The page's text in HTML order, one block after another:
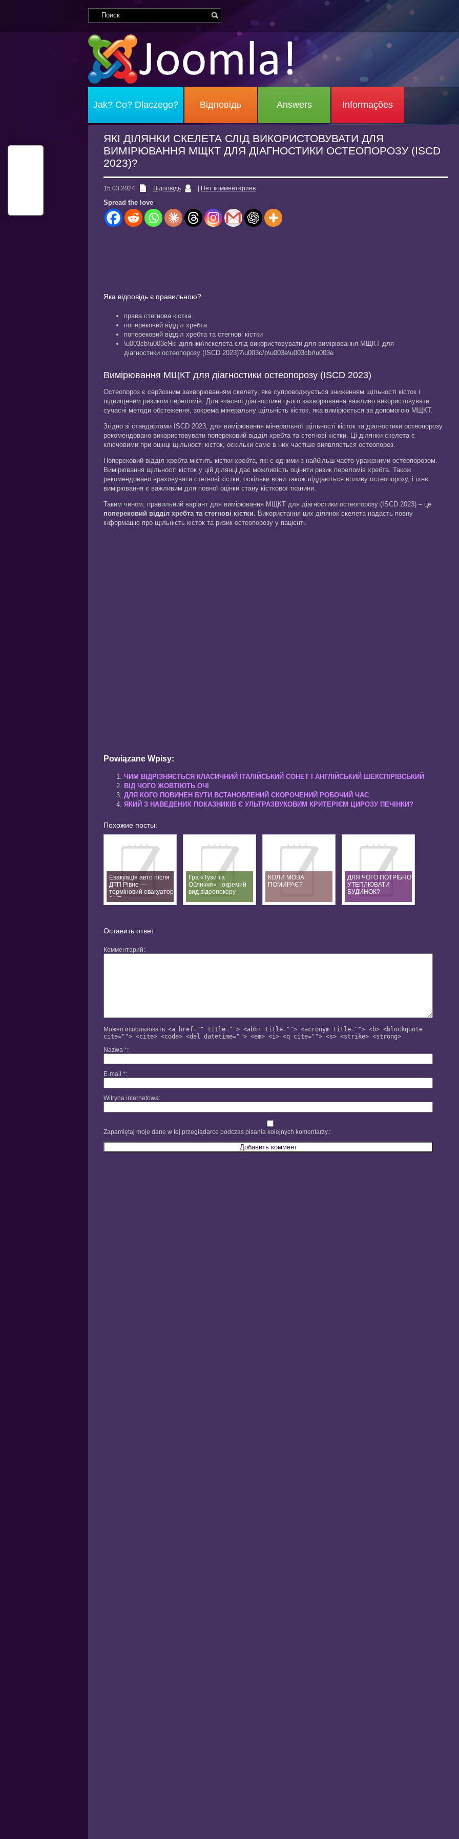
Jak? Co? Dlaczego? Відповідь Answers Informações
ЯКІ ДІЛЯНКИ СКЕЛЕТА СЛІД ВИКОРИСТОВУВАТИ ДЛЯ
ВИМІРЮВАННЯ МЩКТ ДЛЯ ДІАГНОСТИКИ ОСТЕОПОРОЗУ (ISCD
2023)?
15.03.2024 Відповідь Нет комментариев
Spread the love
Яка відповідь є правильною?
права стегнова кістка
поперековий відділ хребта
поперековий відділ хребта та стегнові кістки
\u003cb\u003eЯкі ділянки\nскелета слід використовувати для вимірювання МЩКТ для
діагностики остеопорозу (ISCD 2023)?\u003c/b\u003e\u003cbr\u003e
Вимірювання МЩКТ для діагностики остеопорозу (ISCD 2023)
Остеопороз є серйозним захворюванням скелету, яке супроводжується зниженням щільності кісток і
підвищеним ризиком переломів. Для вчасної діагностики цього захворювання важливо використовувати
сучасні методи обстеження, зокрема мінеральну щільність кісток, яка вимірюється за допомогою МЩКТ.
Згідно зі стандартами ISCD 2023, для вимірювання мінеральної щільності кісток та діагностики остеопорозу
рекомендовано використовувати поперековий відділ хребта та стегнові кістки. Ці ділянки скелета є
ключовими при оцінці щільності кісток, оскільки саме в них частіше виявляється остеопороз.
Поперековий відділ хребта містить кістки хребта, які є одними з найбільш часто ураженими остеопорозом.
Вимірювання щільності кісток у цій ділянці дає можливість оцінити ризик переломів хребта. Також
рекомендовано враховувати стегнові кістки, оскільки вони також піддаються впливу остеопорозу, і їхнє
вимірювання є важливим для повної оцінки стану кісткової тканини.
Таким чином, правильний варіант для вимірювання МЩКТ для діагностики остеопорозу (ISCD 2023) – це
поперековий відділ хребта та стегнові кістки . Використання цих ділянок скелета надасть повну
інформацію про щільність кісток та ризик остеопорозу у пацієнті.
Powiązane Wpisy:
ЧИМ ВІДРІЗНЯЄТЬСЯ КЛАСИЧНИЙ ІТАЛІЙСЬКИЙ СОНЕТ І АНГЛІЙСЬКИЙ ШЕКСПІРІВСЬКИЙ
ВІД ЧОГО ЖОВТІЮТЬ ОЧІ
ДЛЯ КОГО ПОВИНЕН БУТИ ВСТАНОВЛЕНИЙ СКОРОЧЕНИЙ РОБОЧИЙ ЧАС
ЯКИЙ З НАВЕДЕНИХ ПОКАЗНИКІВ Є УЛЬТРАЗВУКОВИМ КРИТЕРІЄМ ЦИРОЗУ ПЕЧІНКИ?
Похожие посты:
Евакуація авто після
ДТП Рівне —
терміновий евакуатор
24/7
Гра «Тузи та
Обличчя» - окремий
вид відеопокеру
КОЛИ МОВА
ПОМИРАЄ?
ДЛЯ ЧОГО ПОТРІБНО
УТЕПЛЮВАТИ
БУДИНОК?
Оставить ответ
Комментарий
Можно использовать: <a href="" title=""> <abbr title=""> <acronym title=""> <b> <blockquote
cite=""> <cite> <code> <del datetime=""> <em> <i> <q cite=""> <s> <strike> <strong>
Nazwa *
E-mail *
Witryna internetowa
Zapamiętaj moje dane w tej przeglądarce podczas pisania kolejnych komentarzy.